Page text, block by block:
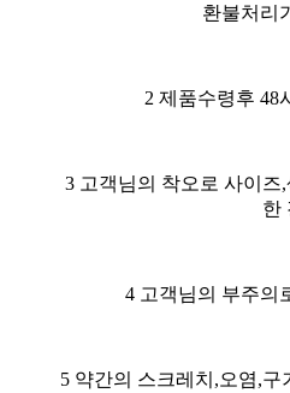
환불처리
2 제품수령후 48
3 고객님의 착오로 사이즈
한
4 고객님의 부주의
5 약간의 스크레치,오염,구